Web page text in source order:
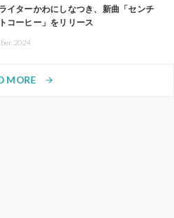
イターかわにしなつき、新曲「センチ
コーヒー」をリリース
MORE arrow_forward